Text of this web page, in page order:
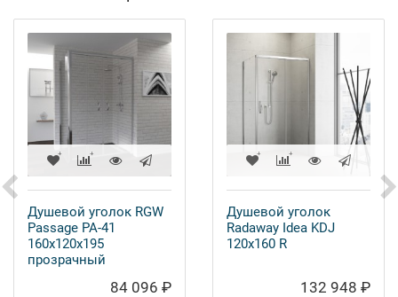
Душевой уголок RGW
Passage PA-41
160х120х195
прозрачный
84 096 ₽
Душевой уголок
Radaway Idea KDJ
120x160 R
132 948 ₽